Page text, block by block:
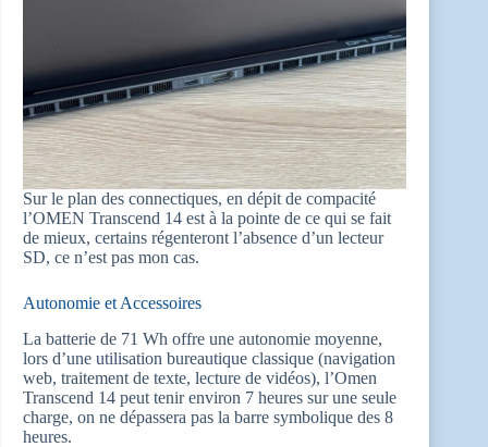
Sur le plan des connectiques, en dépit de compacité
l’OMEN Transcend 14 est à la pointe de ce qui se fait
de mieux, certains régenteront l’absence d’un lecteur
SD, ce n’est pas mon cas.
Autonomie et Accessoires
La batterie de 71 Wh offre une autonomie moyenne,
lors d’une utilisation bureautique classique (navigation
web, traitement de texte, lecture de vidéos), l’Omen
Transcend 14 peut tenir environ 7 heures sur une seule
charge, on ne dépassera pas la barre symbolique des 8
heures.